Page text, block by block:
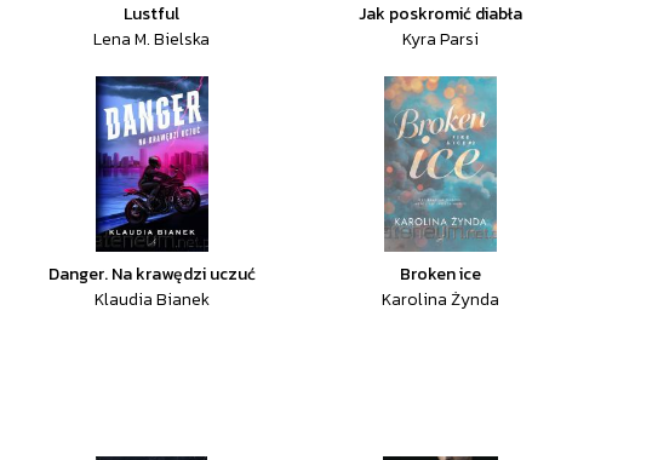
Lustful
Lena M. Bielska
Jak poskromić diabła
Kyra Parsi
Danger. Na krawędzi uczuć
Klaudia Bianek
Broken ice
Karolina Żynda